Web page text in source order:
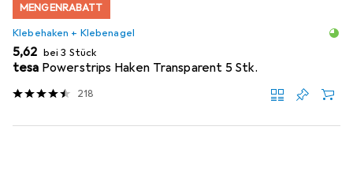
MENGENRABATT
Klebehaken + Klebenagel
EUR
5,62 bei 3 Stück
tesa Powerstrips Haken Transparent 5 Stk.
218